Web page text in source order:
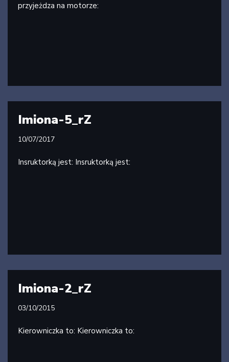
przyjeżdza na motorze:
Imiona-5_rZ
10/07/2017
Insruktorką jest: Insruktorką jest:
Imiona-2_rZ
03/10/2015
Kierowniczka to: Kierowniczka to: